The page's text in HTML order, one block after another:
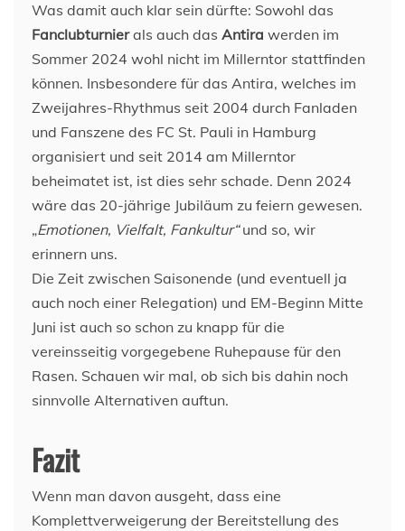
Was damit auch klar sein dürfte: Sowohl das
Fanclubturnierals auch das Antira werden im
Sommer 2024 wohl nicht im Millerntor stattfinden
können. Insbesondere für das Antira, welches im
Zweijahres-Rhythmus seit 2004 durch Fanladen
und Fanszene des FC St. Pauli in Hamburg
organisiert und seit 2014 am Millerntor
beheimatet ist, ist dies sehr schade. Denn 2024
wäre das 20-jährige Jubiläum zu feiern gewesen.
„Emotionen, Vielfalt, Fankultur“und so, wir
erinnern uns.
Die Zeit zwischen Saisonende (und eventuell ja
auch noch einer Relegation) und EM-Beginn Mitte
Juni ist auch so schon zu knapp für die
vereinsseitig vorgegebene Ruhepause für den
Rasen. Schauen wir mal, ob sich bis dahin noch
sinnvolle Alternativen auftun.
Fazit
Wenn man davon ausgeht, dass eine
Komplettverweigerung der Bereitstellung des